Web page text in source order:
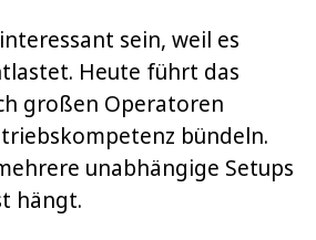
sein, weil es
Heute führt das
großen Operatoren
bündeln.
unabhängige Setups
hängt.